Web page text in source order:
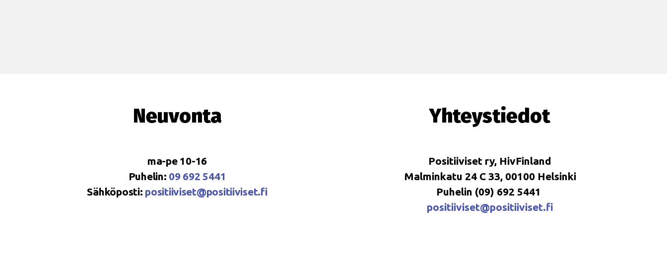
Neuvonta
ma-pe 10-16
Puhelin: 09 692 5441
Sähköposti: positiiviset@positiiviset.fi
Yhteystiedot
Positiiviset ry, HivFinland
Malminkatu 24 C 33, 00100 Helsinki
Puhelin (09) 692 5441
positiiviset@positiiviset.fi